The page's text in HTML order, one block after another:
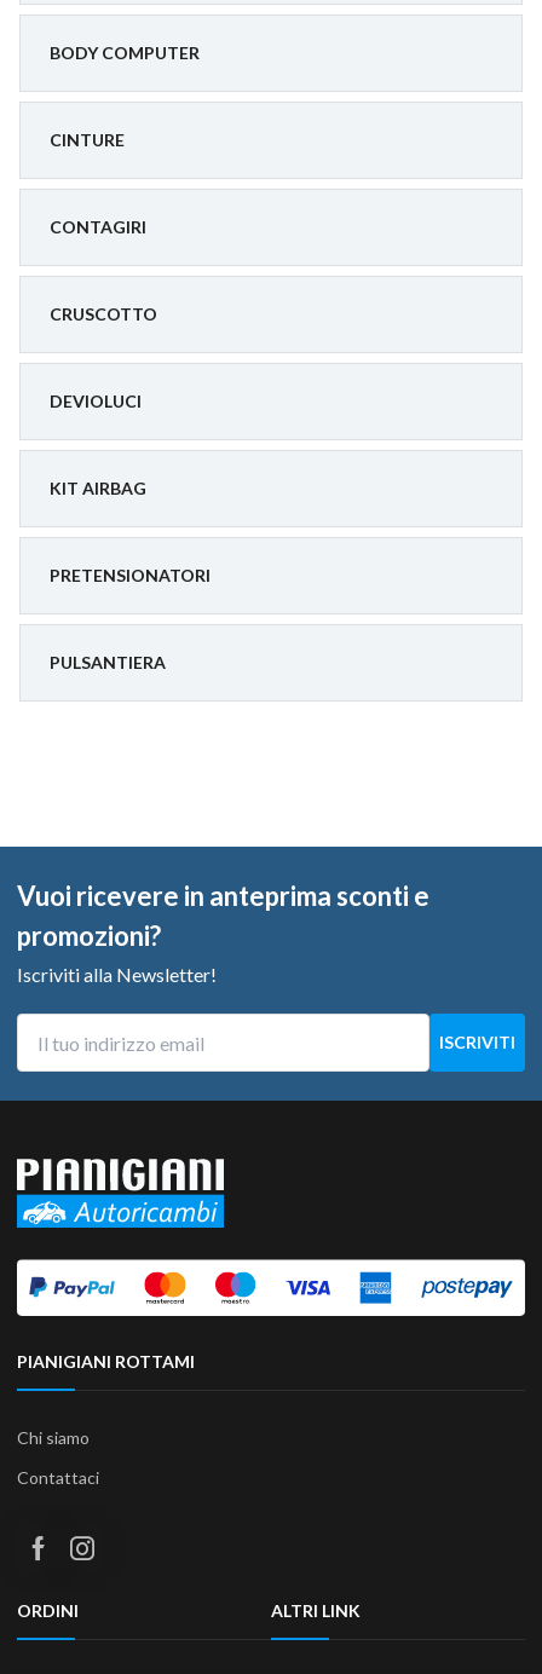
BODY COMPUTER
CINTURE
CONTAGIRI
CRUSCOTTO
DEVIOLUCI
KIT AIRBAG
PRETENSIONATORI
PULSANTIERA
Vuoi ricevere in anteprima sconti e
promozioni?
Iscriviti alla Newsletter!
PIANIGIANI ROTTAMI
Chi siamo
Contattaci
ORDINI ALTRI LINK